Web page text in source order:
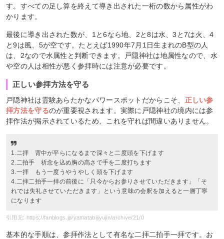
す。すべての足し算を終えて導き出された一桁の数から属性がわ
かります。
最後に導き出された数が、1と6なら地、2と8は水、3と7は火、4
と9は風、5が空です。たとえば1990年7月1日生まれのB型の人
は、2なので水属性と判断できます。戸隠神社は地属性なので、水
や空の人は相性が悪く参拝時には注意が必要です。
正しい参拝方法を守る
戸隠神社は霊験あらたかなパワースポットだからこそ、 正しい参
拝方法を守るのが重要視されます。実際に戸隠神社の境内には参
拝作法が掲示されているため、これを守れば間違いありません。
1.二拝 背中が平らになるまで深々と二度頭を下げます
2.二拍手 祈念を込め胸の高さで手を二度打ちます
3.一拝 もう一度うやうやしく頭を下げます
4.二拝二拍手一拝の前後に「只今からお参りさせていただきます」「そ
れでは失礼させていただきます」という意味の会釈を加えると一層丁寧
になります
引用元: https://fanblogs.jp/yamatabijiyujin/archive/21/0
基本的な手順は、参拝作法として有名な二拝二拍手一拝です。お